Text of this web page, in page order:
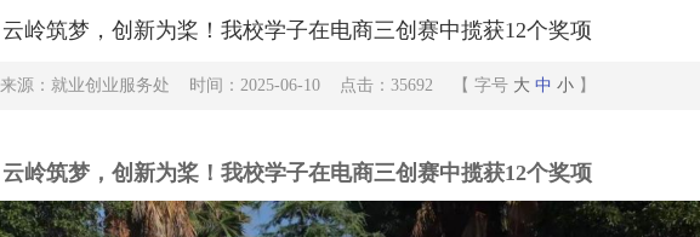
云岭筑梦，创新为桨！我校学子在电商三创赛中揽获12个奖项
来源：就业创业服务处 时间：2025-06-10 点击：35692 【 字号 大 中 小】
云岭筑梦，创新为桨！我校学子在电商三创赛中揽获12个奖项